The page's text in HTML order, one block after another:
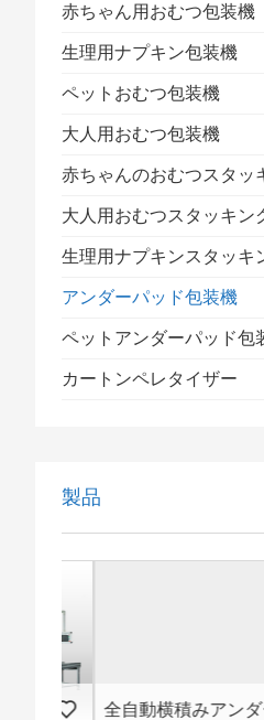
赤ちゃん用おむつ包装機
生理用ナプキン包装機
ペットおむつ包装機
大人用おむつ包装機
アンダーパッド包装機
ペットアンダーパッド包
カートンペレタイザー
製品